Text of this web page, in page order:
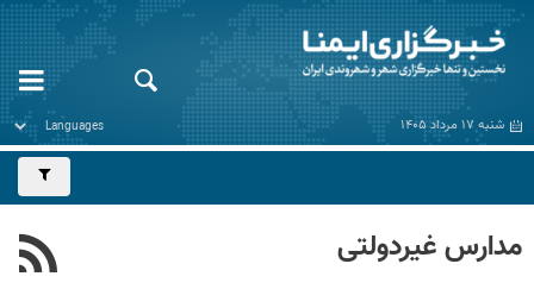
شنبه ۱۷ مرداد ۱۴۰۵
مدارس غیردولتی